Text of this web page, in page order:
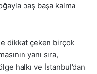
baş başa kalma
dikkat çeken birçok
yanı sıra,
halkı ve İstanbul’dan